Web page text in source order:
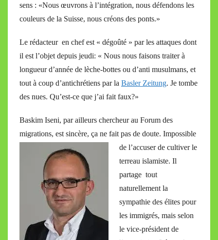
sens : «Nous œuvrons à l’intégration, nous défendons les
couleurs de la Suisse, nous créons des ponts.»
Le rédacteur en chef est « dégoûté » par les attaques dont
il est l’objet depuis jeudi: « Nous nous faisons traiter à
longueur d’année de lèche-bottes ou d’anti musulmans, et
tout à coup d’antichrétiens par la Basler Zeitung. Je tombe
des nues. Qu’est-ce que j’ai fait faux?»
Baskim Iseni, par ailleurs chercheur au Forum des
migrations, est sincère, ça ne fait pas de doute. Impossible
de l’accuser de cultiver le
terreau islamiste. Il
partage tout
naturellement la
sympathie des élites pour
les immigrés, mais selon
le vice-président de